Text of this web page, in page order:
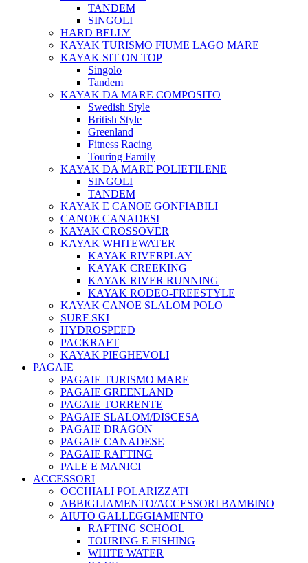
TANDEM
SINGOLI
HARD BELLY
KAYAK TURISMO FIUME LAGO MARE
KAYAK SIT ON TOP
Singolo
Tandem
KAYAK DA MARE COMPOSITO
Swedish Style
British Style
Greenland
Fitness Racing
Touring Family
KAYAK DA MARE POLIETILENE
SINGOLI
TANDEM
KAYAK E CANOE GONFIABILI
CANOE CANADESI
KAYAK CROSSOVER
KAYAK WHITEWATER
KAYAK RIVERPLAY
KAYAK CREEKING
KAYAK RIVER RUNNING
KAYAK RODEO-FREESTYLE
KAYAK CANOE SLALOM POLO
SURF SKI
HYDROSPEED
PACKRAFT
KAYAK PIEGHEVOLI
PAGAIE
PAGAIE TURISMO MARE
PAGAIE GREENLAND
PAGAIE TORRENTE
PAGAIE SLALOM/DISCESA
PAGAIE DRAGON
PAGAIE CANADESE
PAGAIE RAFTING
PALE E MANICI
ACCESSORI
OCCHIALI POLARIZZATI
ABBIGLIAMENTO/ACCESSORI BAMBINO
AIUTO GALLEGGIAMENTO
RAFTING SCHOOL
TOURING E FISHING
WHITE WATER